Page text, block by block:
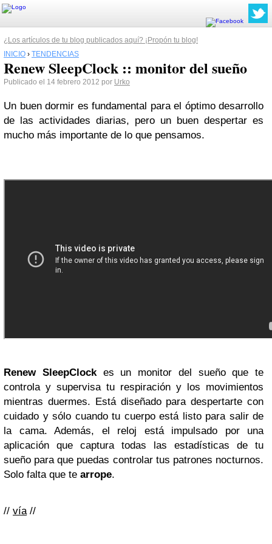
¿Los artículos de tu blog publicados aquí? ¡Propón tu blog!
INICIO › TENDENCIAS
Renew SleepClock :: monitor del sueño
Publicado el 14 febrero 2012 por Urko
Un buen dormir es fundamental para el óptimo desarrollo
de las actividades diarias, pero un buen despertar es
mucho más importante de lo que pensamos.
Renew SleepClockes un monitor del sueño que te
controla y supervisa tu respiración y los movimientos
mientras duermes. Está diseñado para despertarte con
cuidado y sólo cuando tu cuerpo está listo para salir de
la cama. Además, el reloj está impulsado por una
aplicación que captura todas las estadísticas de tu
sueño para que puedas controlar tus patrones nocturnos.
Solo falta que te arrope.
// vía//